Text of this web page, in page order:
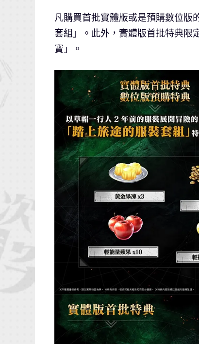
凡購買首批實體版或是預購數位版
套組」。此外，實體版首批特典限
寶」。